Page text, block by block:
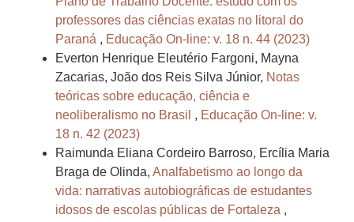
professores das ciências exatas no litoral do
Paraná , Educação On-line: v. 18 n. 44 (2023)
Everton Henrique Eleutério Fargoni, Mayna
Zacarias, João dos Reis Silva Júnior, Notas
teóricas sobre educação, ciência e
neoliberalismo no Brasil , Educação On-line: v.
18 n. 42 (2023)
Raimunda Eliana Cordeiro Barroso, Ercília Maria
Braga de Olinda, Analfabetismo ao longo da
vida: narrativas autobiográficas de estudantes
idosos de escolas públicas de Fortaleza ,